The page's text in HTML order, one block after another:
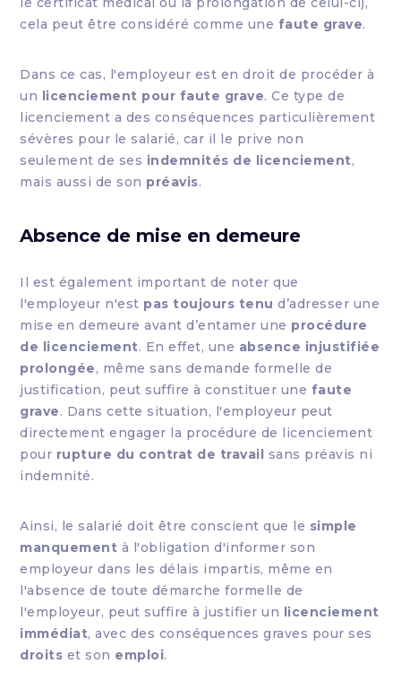
cela peut être considéré comme une faute grave.
Dans ce cas, l'employeur est en droit de procéder à
un licenciement pour faute grave. Ce type de
licenciement a des conséquences particulièrement
sévères pour le salarié, car il le prive non
seulement de ses indemnités de licenciement,
mais aussi de son préavis.
Absence de mise en demeure
Il est également important de noter que
l'employeur n'est pas toujours tenu d’adresser une
mise en demeure avant d’entamer une procédure
de licenciement. En effet, une absence injustifiée
prolongée, même sans demande formelle de
justification, peut suffire à constituer une faute
grave. Dans cette situation, l'employeur peut
directement engager la procédure de licenciement
pour rupture du contrat de travail sans préavis ni
indemnité.
Ainsi, le salarié doit être conscient que le simple
manquement à l'obligation d'informer son
employeur dans les délais impartis, même en
l'absence de toute démarche formelle de
l'employeur, peut suffire à justifier un licenciement
immédiat, avec des conséquences graves pour ses
droits et son emploi.